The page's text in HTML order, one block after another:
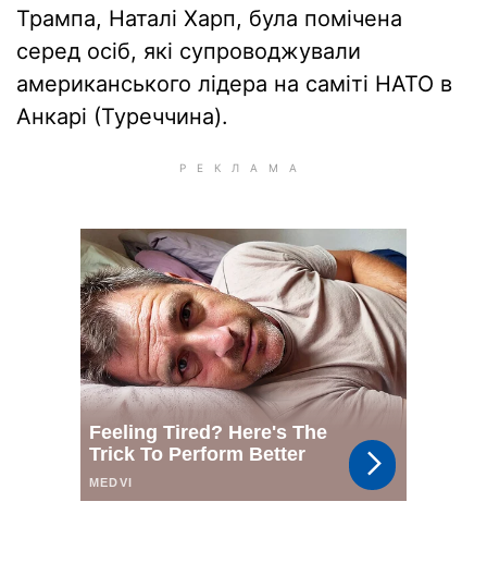
Трампа, Наталі Харп, була помічена
серед осіб, які супроводжували
американського лідера на саміті НАТО в
Анкарі (Туреччина).